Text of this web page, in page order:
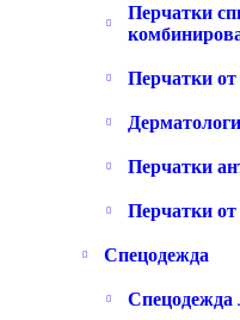
Перчатки
Перчатки от
Перчатки
Перчатки
Спецодежда
Спецодежда